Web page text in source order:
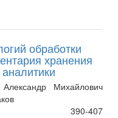
обработки
хранения
Михайлович
390-407